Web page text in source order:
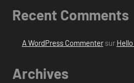
Recent Comments
A WordPress Commentersur
Archives